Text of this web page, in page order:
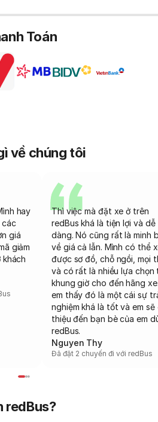
Toán
về chúng tôi
hay
giá
giảm
Thì việc mà đặt xe ở trên
redBus khá là tiện lợi và dễ
dàng. Nó cũng rất là minh
về giá cả lẫn. Mình có thể
được sơ đồ, chỗ ngồi, mọi
và có rất là nhiều lựa chọn
khung giờ cho đến hãng
em thấy đó là một cái sự
nghiệm khá là tốt và em sẽ
thiệu đến bạn bè của em
redBus.
Nguyen Thy
Đã đặt 2 chuyến đi với redBus
redBus?